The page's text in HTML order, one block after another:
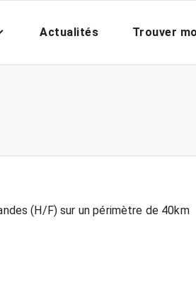
Actualités Trouver
(H/F) sur un périmètre de 40km